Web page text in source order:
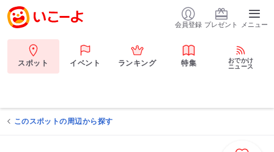
会員登録 プレゼント メニュー
スポット イベント ランキング 特集
おでかけ
ニュース
このスポットの周辺から探す